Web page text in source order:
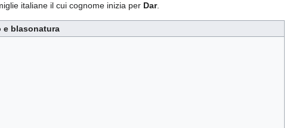
italiane il cui cognome inizia per Dar.
e blasonatura